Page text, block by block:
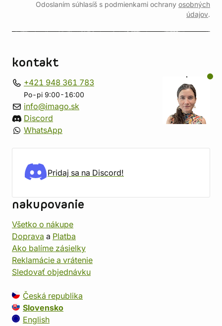
Odoslaním súhlasíš s podmienkami ochrany osobných
údajov.
kontakt
+421 948 361 783
Po-pi 9:00-16:00
info@imago.sk
Discord
WhatsApp
Pridaj sa na Discord!
nakupovanie
Všetko o nákupe
Doprava a Platba
Ako balíme zásielky
Reklamácie a vrátenie
Sledovať objednávku
Česká republika
Slovensko
English